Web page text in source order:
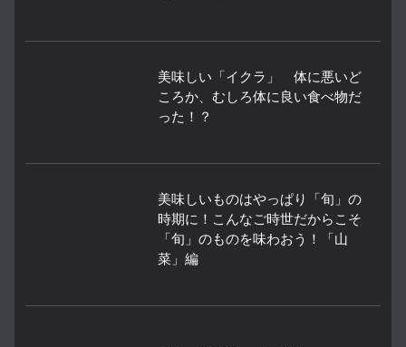
美味しい「イクラ」 体に悪いど
ころか、むしろ体に良い食べ物だ
った！？
美味しいものはやっぱり「旬」の
時期に！こんなご時世だからこそ
「旬」のものを味わおう！「山
菜」編